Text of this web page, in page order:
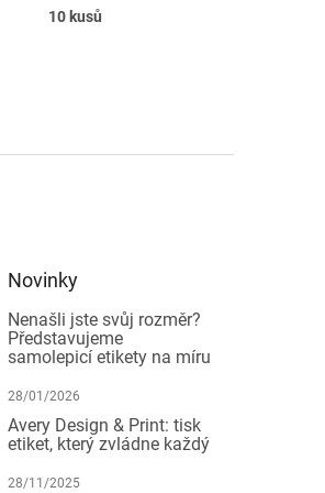
10 kusů
Novinky
Nenašli jste svůj rozměr?
Představujeme
samolepicí etikety na míru
28/01/2026
Avery Design & Print: tisk
etiket, který zvládne každý
28/11/2025